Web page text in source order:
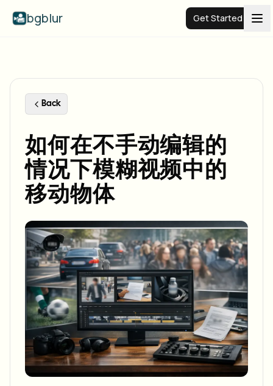
bgblur Get Started
Pricing
Examples
View all examples
Browse the full example library
Blur Face
Blur License Plate
Blur Background
Blur Anything
Screen recording blur
Features
View all features
Browse every blur tool in one place
Blur License Plate
Blur Face
Blur Background
Blur Anything
Enterprise
Schools & education
Campus cameras, lectures, and district bulk privacy
Media & entertainment
Screeners, releases, and compliance
Retail & ecommerce
Store and warehouse footage
Resources
FAQ
Blog
Whitepapers
Tools
Choose language
Back
如何在不手动编辑的
情况下模糊视频中的
移动物体